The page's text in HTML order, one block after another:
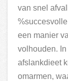
van snel
een manier
volhouden.
afslankdieet
omarmen,